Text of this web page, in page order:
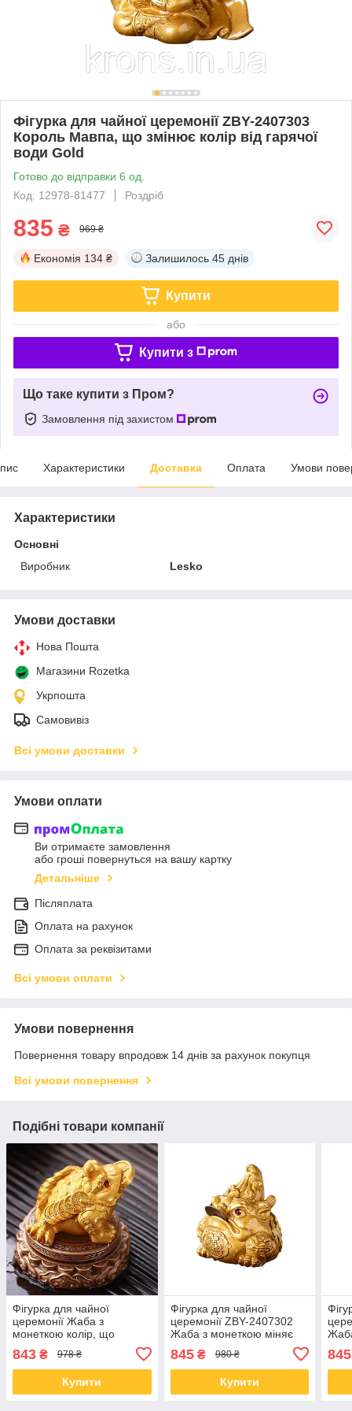
Фігурка для чайної церемонії ZBY-2407303
Король Мавпа, що змінює колір від гарячої
води Gold
Готово до відправки 6 од.
Код: 12978-81477
Роздріб
835 ₴ 969 ₴
Економія 134 ₴ Залишилось 45 днів
Купити
або
Купити з
Що таке купити з Пром?
Замовлення під захистом
Характеристики Доставка Оплата Умови
Характеристики
Основні
Виробник
Lesko
Умови доставки
Нова Пошта
Магазини Rozetka
Укрпошта
Самовивіз
Всі умови доставки
Умови оплати
Ви отримаєте замовлення
або гроші повернуться на вашу картку
Детальніше
Післяплата
Оплата на рахунок
Оплата за реквізитами
Всі умови оплати
Умови повернення
Повернення товару впродовж 14 днів за рахунок покупця
Всі умови повернення
Подібні товари компанії
Фігурка для чайної
церемонії Жаба з
монеткою колір, що
обертається, від гарячої
води
843 ₴ 978 ₴
Купити
Фігурка для чайної
церемонії ZBY-2407302
Жаба з монеткою міняє
колір від гарячої води Gold
845₴ 980 ₴
Купити
845